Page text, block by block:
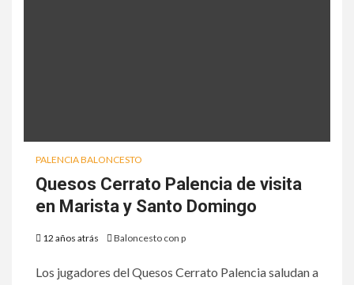
PALENCIA BALONCESTO
Quesos Cerrato Palencia de visita
en Marista y Santo Domingo
12 años atrás Baloncesto con p
Los jugadores del Quesos Cerrato Palencia saludan a